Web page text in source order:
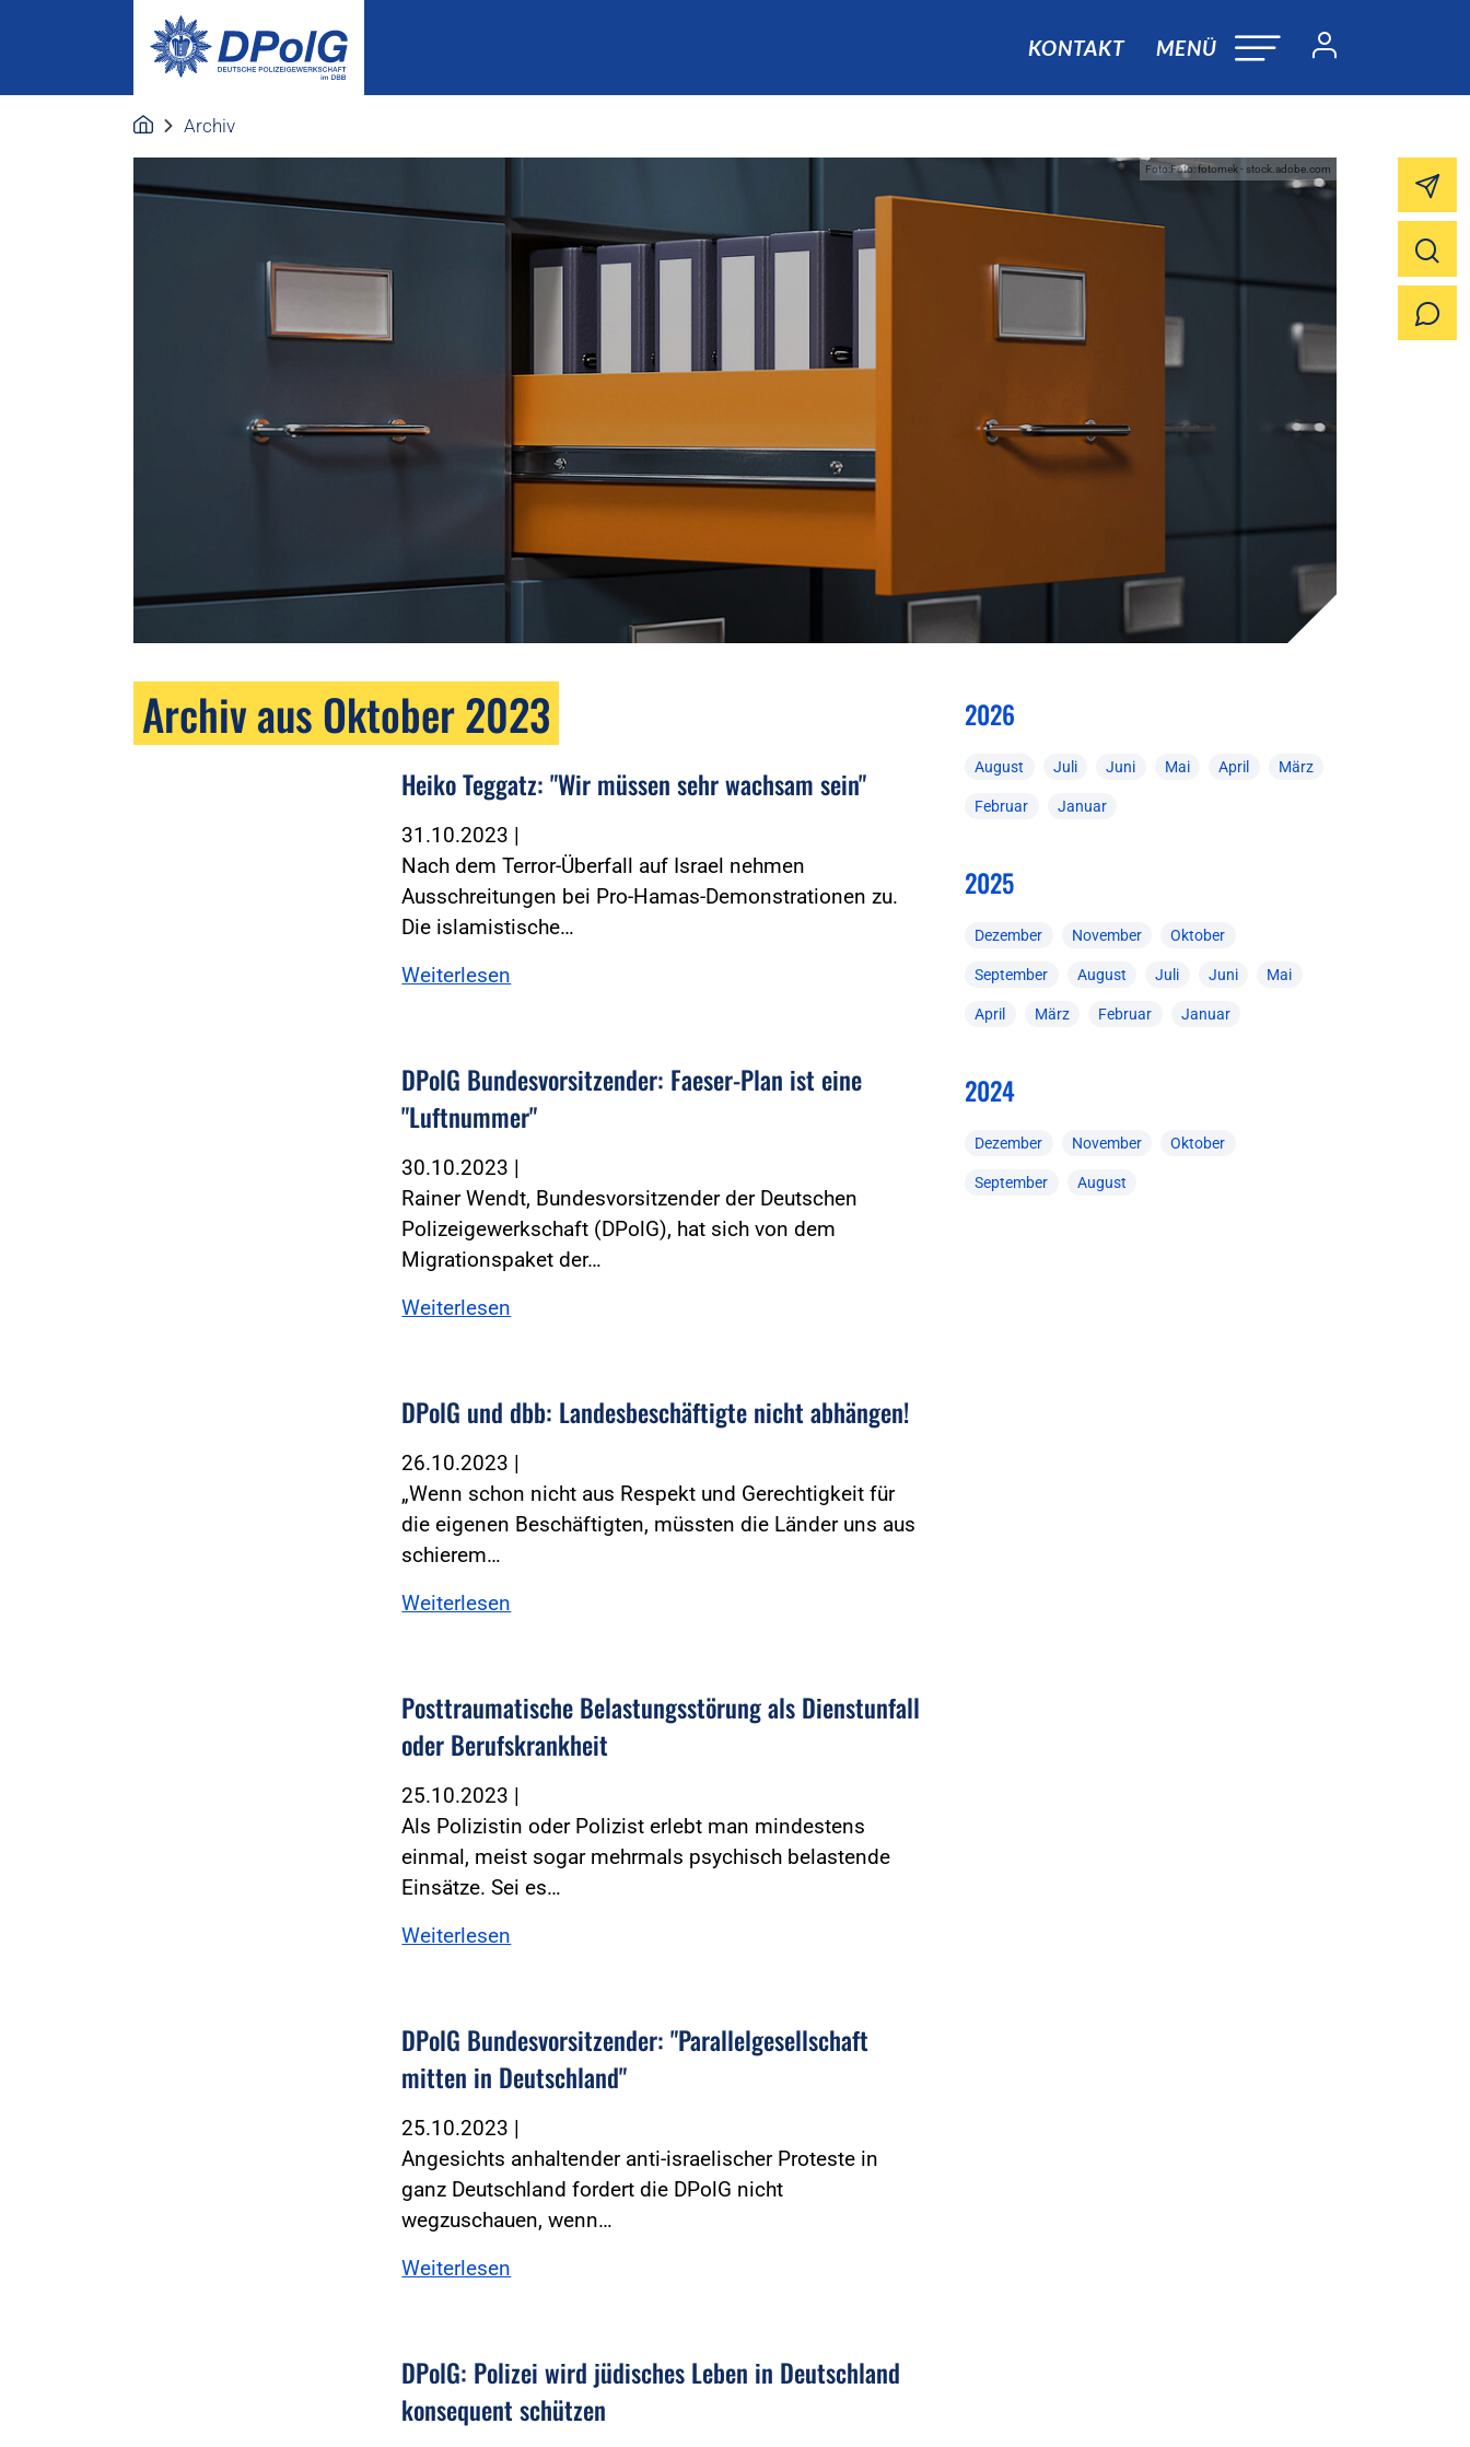
KONTAKT MENÜ
Archiv
Foto:Foto: fotomek - stock.adobe.com
Archiv aus Oktober 2023
Heiko Teggatz: "Wir müssen sehr wachsam sein"
31.10.2023 |
Nach dem Terror-Überfall auf Israel nehmen
Ausschreitungen bei Pro-Hamas-Demonstrationen zu.
Die islamistische…
Weiterlesen
DPolG Bundesvorsitzender: Faeser-Plan ist eine
"Luftnummer"
30.10.2023 |
Rainer Wendt, Bundesvorsitzender der Deutschen
Polizeigewerkschaft (DPolG), hat sich von dem
Migrationspaket der…
Weiterlesen
DPolG und dbb: Landesbeschäftigte nicht abhängen!
26.10.2023 |
„Wenn schon nicht aus Respekt und Gerechtigkeit für
die eigenen Beschäftigten, müssten die Länder uns aus
schierem…
Weiterlesen
Posttraumatische Belastungsstörung als Dienstunfall
oder Berufskrankheit
25.10.2023 |
Als Polizistin oder Polizist erlebt man mindestens
einmal, meist sogar mehrmals psychisch belastende
Einsätze. Sei es…
Weiterlesen
DPolG Bundesvorsitzender: "Parallelgesellschaft
mitten in Deutschland"
25.10.2023 |
Angesichts anhaltender anti-israelischer Proteste in
ganz Deutschland fordert die DPolG nicht
wegzuschauen, wenn…
Weiterlesen
DPolG: Polizei wird jüdisches Leben in Deutschland
konsequent schützen
2026
August Juli Juni Mai April März
Februar Januar
2025
Dezember November Oktober
September August Juli Juni Mai
April März Februar Januar
2024
Dezember November Oktober
September August